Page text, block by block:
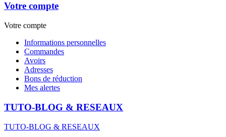
Votre compte
Votre compte
Informations personnelles
Commandes
Avoirs
Adresses
Bons de réduction
Mes alertes
TUTO-BLOG & RESEAUX
TUTO-BLOG & RESEAUX